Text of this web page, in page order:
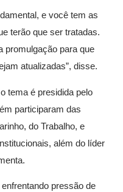
e você tem as
terão que ser tratadas.
promulgação para que
atualizadas”, disse.
tema é presidida pelo
participaram das
, do Trabalho, e
além do líder
.
pressão de